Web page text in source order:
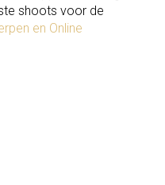
shoots voor de
en Online